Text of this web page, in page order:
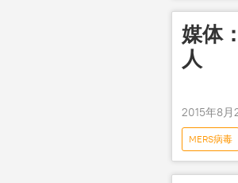
媒体
人
2015年8月
MERS病毒